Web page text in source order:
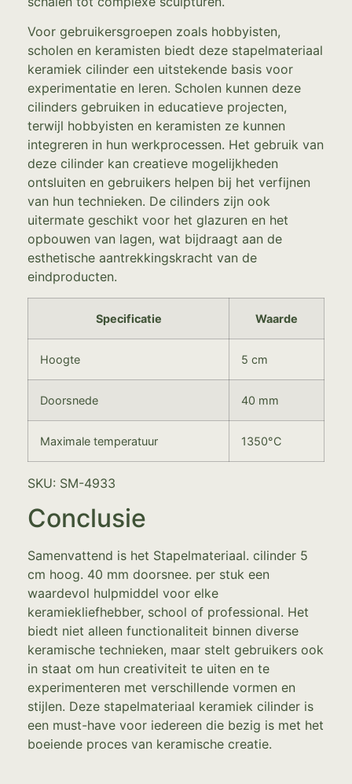
Voor gebruikersgroepen zoals hobbyisten,
scholen en keramisten biedt deze stapelmateriaal
keramiek cilinder een uitstekende basis voor
experimentatie en leren. Scholen kunnen deze
cilinders gebruiken in educatieve projecten,
terwijl hobbyisten en keramisten ze kunnen
integreren in hun werkprocessen. Het gebruik van
deze cilinder kan creatieve mogelijkheden
ontsluiten en gebruikers helpen bij het verfijnen
van hun technieken. De cilinders zijn ook
uitermate geschikt voor het glazuren en het
opbouwen van lagen, wat bijdraagt aan de
esthetische aantrekkingskracht van de
eindproducten.
Specificatie Waarde
Hoogte 5 cm
Doorsnede 40 mm
Maximale temperatuur 1350°C
SKU: SM-4933
Conclusie
Samenvattend is het Stapelmateriaal. cilinder 5
cm hoog. 40 mm doorsnee. per stuk een
waardevol hulpmiddel voor elke
keramiekliefhebber, school of professional. Het
biedt niet alleen functionaliteit binnen diverse
keramische technieken, maar stelt gebruikers ook
in staat om hun creativiteit te uiten en te
experimenteren met verschillende vormen en
stijlen. Deze stapelmateriaal keramiek cilinder is
een must-have voor iedereen die bezig is met het
boeiende proces van keramische creatie.